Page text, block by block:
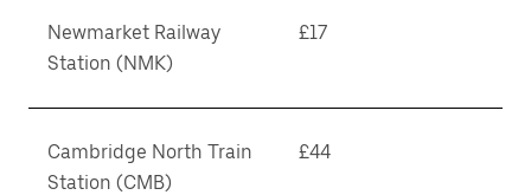
Newmarket Railway
Station (NMK)
£17
Cambridge North Train
Station (CMB)
£44